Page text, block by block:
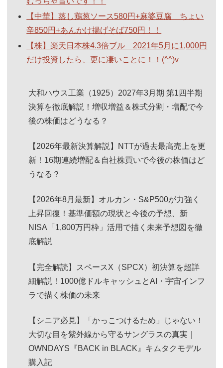
【中華】蒸し鶏葱ソース580円+麻婆豆腐 ちょい
辛850円+あんかけ揚げそば750円！！
【株】楽天日本株4.3倍ブル 2021年5月に1,000円
だけ投資したら、更に凄いことに！！(^^)v
大和ハウス工業（1925）2027年3月期 第1四半期
決算を徹底解説！増収増益＆株式分割・増配で今
後の株価はどうなる？
【2026年最新決算解説】NTTが過去最高売上を更
新！16期連続増配＆自社株買いで今後の株価はど
うなる？
【2026年8月最新】オルカン・S&P500が力強く
上昇回復！基準価額の現状と今後の予想、新
NISA「1,800万円枠」活用で描く未来予想図を徹
底解説
【完全解読】スペースX（SPCX）初決算を超詳
細解説！1000億ドルキャッシュとAI・宇宙インフ
ラで描く株価の未来
【シニア必見】「かっこつけるため」じゃない！
大切な目を紫外線から守るサングラスの真実｜
OWNDAYS『BACK in BLACK』キムタクモデル
購入記